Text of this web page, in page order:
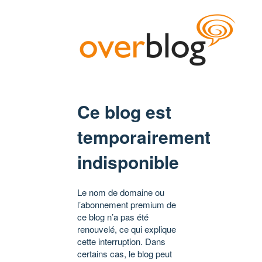
Ce blog est
temporairement
indisponible
Le nom de domaine ou
l’abonnement premium de
ce blog n’a pas été
renouvelé, ce qui explique
cette interruption. Dans
certains cas, le blog peut